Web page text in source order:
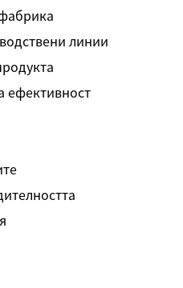
линии
ефективност